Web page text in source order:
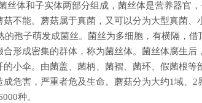
丝体和子实体两部分组成，菌丝体是营养器官
不能。蘑菇属于真菌，又可以分为大型真菌、
孢子萌发成菌丝。菌丝为多细胞，有横隔，借
形成密集的群体，称为菌丝体。菌丝体腐生后
小伞。由菌盖、菌柄、菌褶、菌环、假菌根等
危害，严重者危及生命。蘑菇分为大约1域、2
种。